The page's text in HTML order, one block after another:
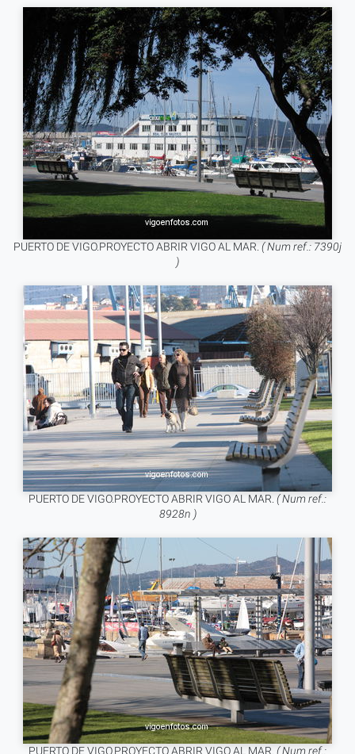
PUERTO DE VIGO.PROYECTO ABRIR VIGO AL MAR. ( Num ref.: 7390j
)
PUERTO DE VIGO.PROYECTO ABRIR VIGO AL MAR. ( Num ref.:
8928n )
PUERTO DE VIGO.PROYECTO ABRIR VIGO AL MAR. ( Num ref.: